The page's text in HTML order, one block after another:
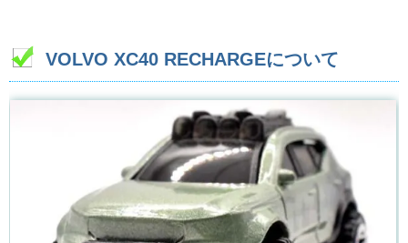
VOLVO XC40 RECHARGEについて